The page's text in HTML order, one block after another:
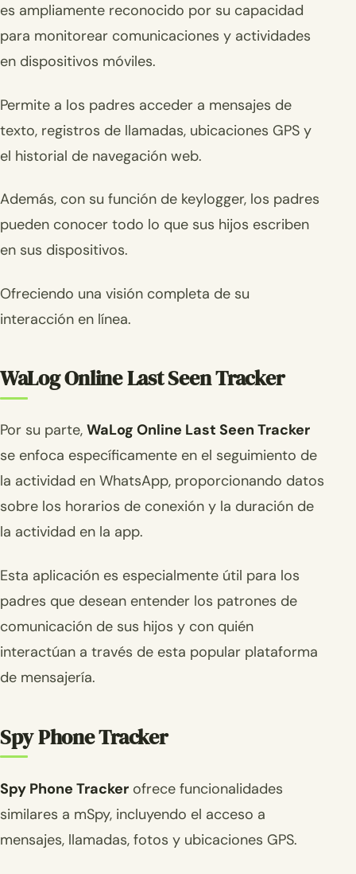
es ampliamente reconocido por su capacidad
para monitorear comunicaciones y actividades
en dispositivos móviles.
Permite a los padres acceder a mensajes de
texto, registros de llamadas, ubicaciones GPS y
el historial de navegación web.
Además, con su función de keylogger, los padres
pueden conocer todo lo que sus hijos escriben
en sus dispositivos.
Ofreciendo una visión completa de su
interacción en línea.
WaLog Online Last Seen Tracker
Por su parte, WaLog Online Last Seen Tracker
se enfoca específicamente en el seguimiento de
la actividad en WhatsApp, proporcionando datos
sobre los horarios de conexión y la duración de
la actividad en la app.
Esta aplicación es especialmente útil para los
padres que desean entender los patrones de
comunicación de sus hijos y con quién
interactúan a través de esta popular plataforma
de mensajería.
Spy Phone Tracker
Spy Phone Tracker ofrece funcionalidades
similares a mSpy, incluyendo el acceso a
mensajes, llamadas, fotos y ubicaciones GPS.